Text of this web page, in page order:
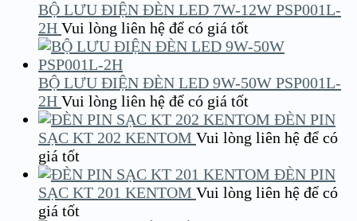
BỘ LƯU ĐIỆN ĐÈN LED 7W-12W PSP001L-
2H Vui lòng liên hệ để có giá tốt
BỘ LƯU ĐIỆN ĐÈN LED 9W-50W PSP001L-
2H Vui lòng liên hệ để có giá tốt
ĐÈN PIN
SẠC KT 202 KENTOM Vui lòng liên hệ để có
giá tốt
ĐÈN PIN
SẠC KT 201 KENTOM Vui lòng liên hệ để có
giá tốt